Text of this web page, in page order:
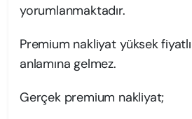
yorumlanmaktadır.
Premium nakliyat yüksek fiyatlı
anlamına gelmez.
Gerçek premium nakliyat;